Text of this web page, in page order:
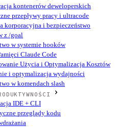
kontenerów deweloperskich
przepływy pracy i ultracode
korporacyjna i bezpieczeństwo
z /goal
w systemie hooków
Claude Code
Użycia i Optymalizacja Kosztów
i optymalizacja wydajności
w komendach slash
IDE + CLI
przeglądy kodu